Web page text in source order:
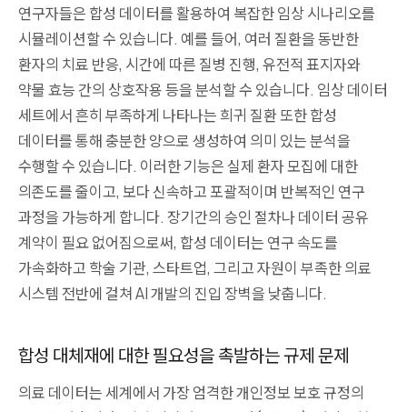
연구자들은 합성 데이터를 활용하여 복잡한 임상 시나리오를
시뮬레이션할 수 있습니다. 예를 들어, 여러 질환을 동반한
환자의 치료 반응, 시간에 따른 질병 진행, 유전적 표지자와
약물 효능 간의 상호작용 등을 분석할 수 있습니다. 임상 데이터
세트에서 흔히 부족하게 나타나는 희귀 질환 또한 합성
데이터를 통해 충분한 양으로 생성하여 의미 있는 분석을
수행할 수 있습니다. 이러한 기능은 실제 환자 모집에 대한
의존도를 줄이고, 보다 신속하고 포괄적이며 반복적인 연구
과정을 가능하게 합니다. 장기간의 승인 절차나 데이터 공유
계약이 필요 없어짐으로써, 합성 데이터는 연구 속도를
가속화하고 학술 기관, 스타트업, 그리고 자원이 부족한 의료
시스템 전반에 걸쳐 AI 개발의 진입 장벽을 낮춥니다.
합성 대체재에 대한 필요성을 촉발하는 규제 문제
의료 데이터는 세계에서 가장 엄격한 개인정보 보호 규정의